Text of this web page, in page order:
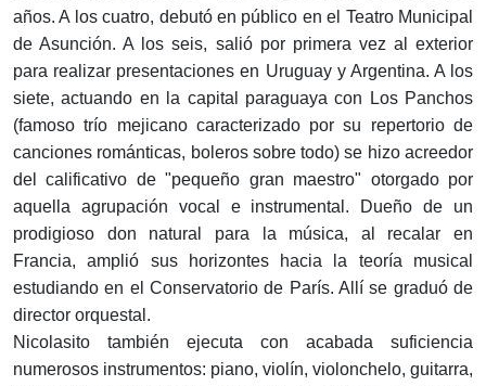
años. A los cuatro, debutó en público en el Teatro Municipal
de Asunción. A los seis, salió por primera vez al exterior
para realizar presentaciones en Uruguay y Argentina. A los
siete, actuando en la capital paraguaya con Los Panchos
(famoso trío mejicano caracterizado por su repertorio de
canciones románticas, boleros sobre todo) se hizo acreedor
del calificativo de "pequeño gran maestro" otorgado por
aquella agrupación vocal e instrumental. Dueño de un
prodigioso don natural para la música, al recalar en
Francia, amplió sus horizontes hacia la teoría musical
estudiando en el Conservatorio de París. Allí se graduó de
director orquestal.
Nicolasito también ejecuta con acabada suficiencia
numerosos instrumentos: piano, violín, violonchelo, guitarra,